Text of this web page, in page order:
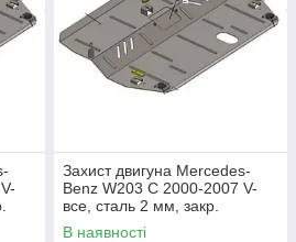
Захист двигуна Mercedes-
Benz W203 C 2000-2007 V-
все, сталь 2 мм, закр.
двс+рад
В наявності